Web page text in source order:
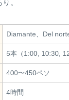
。
Diamante、Del
5本（1:00, 10:30,
400〜450ペソ
4時間